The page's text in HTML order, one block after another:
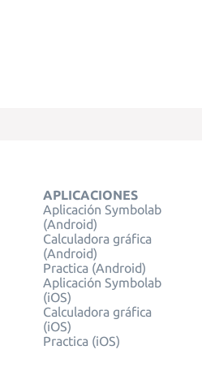
APLICACIONES
Aplicación Symbolab
(Android)
Calculadora gráfica
(Android)
Practica (Android)
Aplicación Symbolab
(iOS)
Calculadora gráfica
(iOS)
Practica (iOS)